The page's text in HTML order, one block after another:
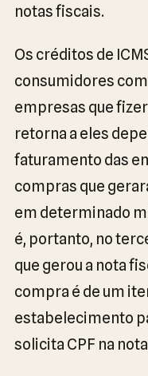
notas fiscais.
Os créditos de
consumidores
empresas que
retorna a eles
faturamento das
compras que
em determinado
é, portanto, no
que gerou a nota
compra é de um
estabelecimento
solicita CPF na